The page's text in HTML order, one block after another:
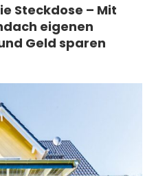
Steckdose – Mit
eigenen
Geld sparen